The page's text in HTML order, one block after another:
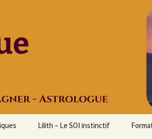
Lilith – Le SOI instinctif